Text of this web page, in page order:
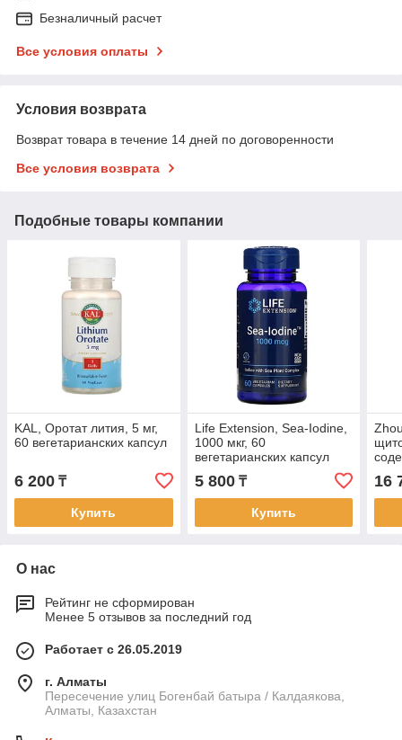
Безналичный расчет
Все условия оплаты
Условия возврата
Возврат товара в течение 14 дней по договоренности
Все условия возврата
Подобные товары компании
KAL, Оротат лития, 5 мг,
60 вегетарианских капсул
6 200 ₸
Купить
Life Extension, Sea-Iodine,
1000 мкг, 60
вегетарианских капсул
5 800₸
Купить
16
О нас
Рейтинг не сформирован
Менее 5 отзывов за последний год
Работает с 26.05.2019
г. Алматы
Пересечение улиц Богенбай батыра / Калдаякова,
Алматы, Казахстан